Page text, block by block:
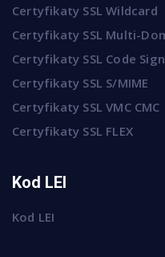
Certyfikaty SSL Wildcard
Certyfikaty SSL Multi-
Certyfikaty SSL Code
Certyfikaty SSL S/MIME
Certyfikaty SSL VMC CMC
Certyfikaty SSL FLEX
Kod LEI
Kod LEI